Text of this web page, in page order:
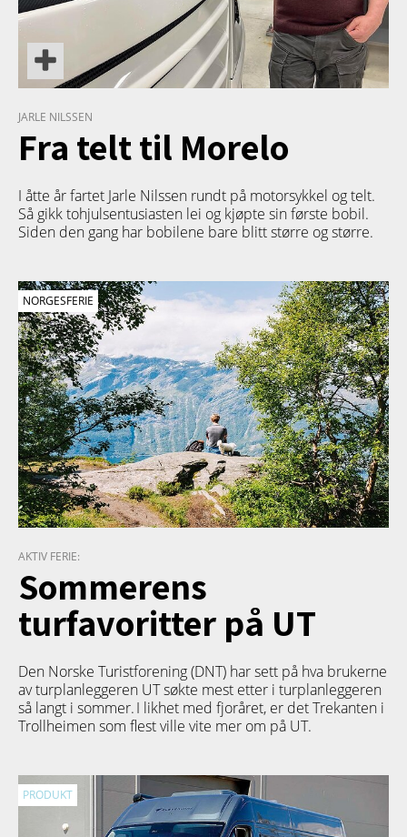
JARLE NILSSEN
Fra telt til Morelo
I åtte år fartet Jarle Nilssen rundt på motorsykkel og telt.
Så gikk tohjulsentusiasten lei og kjøpte sin første bobil.
Siden den gang har bobilene bare blitt større og større.
NORGESFERIE
AKTIV FERIE:
Sommerens
turfavoritter på UT
Den Norske Turistforening (DNT) har sett på hva brukerne
av turplanleggeren UTsøkte mest etter i turplanleggeren
så langt i sommer. I likhet med fjoråret, er det Trekanten i
Trollheimen som flest ville vite mer om på UT.
PRODUKT